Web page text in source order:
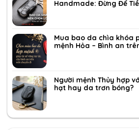
Handmade: Đừng Để
Mua bao da chìa khóa
mệnh Hỏa – Bình an
Người mệnh Thủy hợp
hạt hay da trơn bóng?